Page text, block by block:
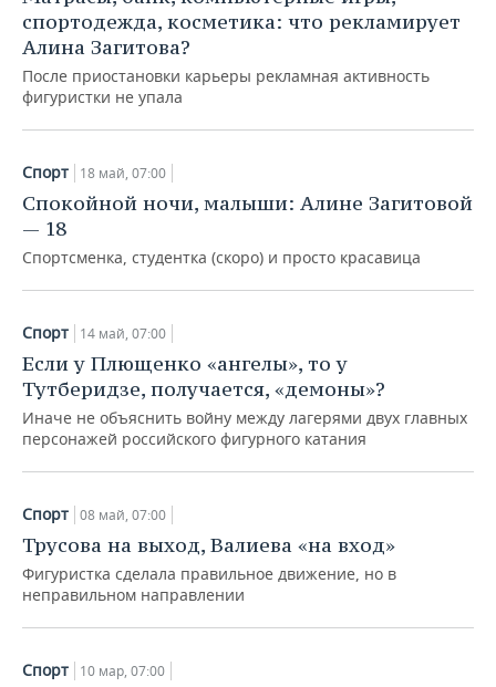
спортодежда, косметика: что рекламирует
Алина Загитова?
После приостановки карьеры рекламная активность
фигуристки не упала
Спорт 18 май, 07:00
Спокойной ночи, малыши: Алине Загитовой
— 18
Спортсменка, студентка (скоро) и просто красавица
Спорт 14 май, 07:00
Если у Плющенко «ангелы», то у
Тутберидзе, получается, «демоны»?
Иначе не объяснить войну между лагерями двух главных
персонажей российского фигурного катания
Спорт 08 май, 07:00
Трусова на выход, Валиева «на вход»
Фигуристка сделала правильное движение, но в
неправильном направлении
Спорт 10 мар, 07:00